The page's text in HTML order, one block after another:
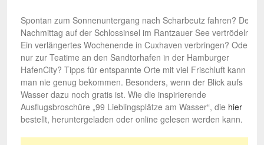
Spontan zum Sonnenuntergang nach Scharbeutz fahren? Den
Nachmittag auf der Schlossinsel im Rantzauer See vertrödeln?
Ein verlängertes Wochenende in Cuxhaven verbringen? Oder
nur zur Teatime an den Sandtorhafen in der Hamburger
HafenCity? Tipps für entspannte Orte mit viel Frischluft kann
man nie genug bekommen. Besonders, wenn der Blick aufs
Wasser dazu noch gratis ist. Wie die inspirierende
Ausflugsbroschüre „99 Lieblingsplätze am Wasser“, die hier
bestellt, heruntergeladen oder online gelesen werden kann.